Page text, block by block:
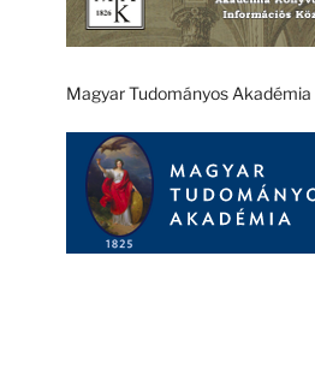
Magyar Tudományos Akadémia